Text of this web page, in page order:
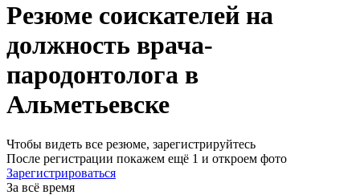
Резюме соискателей на
должность врача-
пародонтолога в
Альметьевске
Чтобы видеть все резюме, зарегистрируйтесь
После регистрации покажем ещё 1 и откроем фото
Зарегистрироваться
За всё время